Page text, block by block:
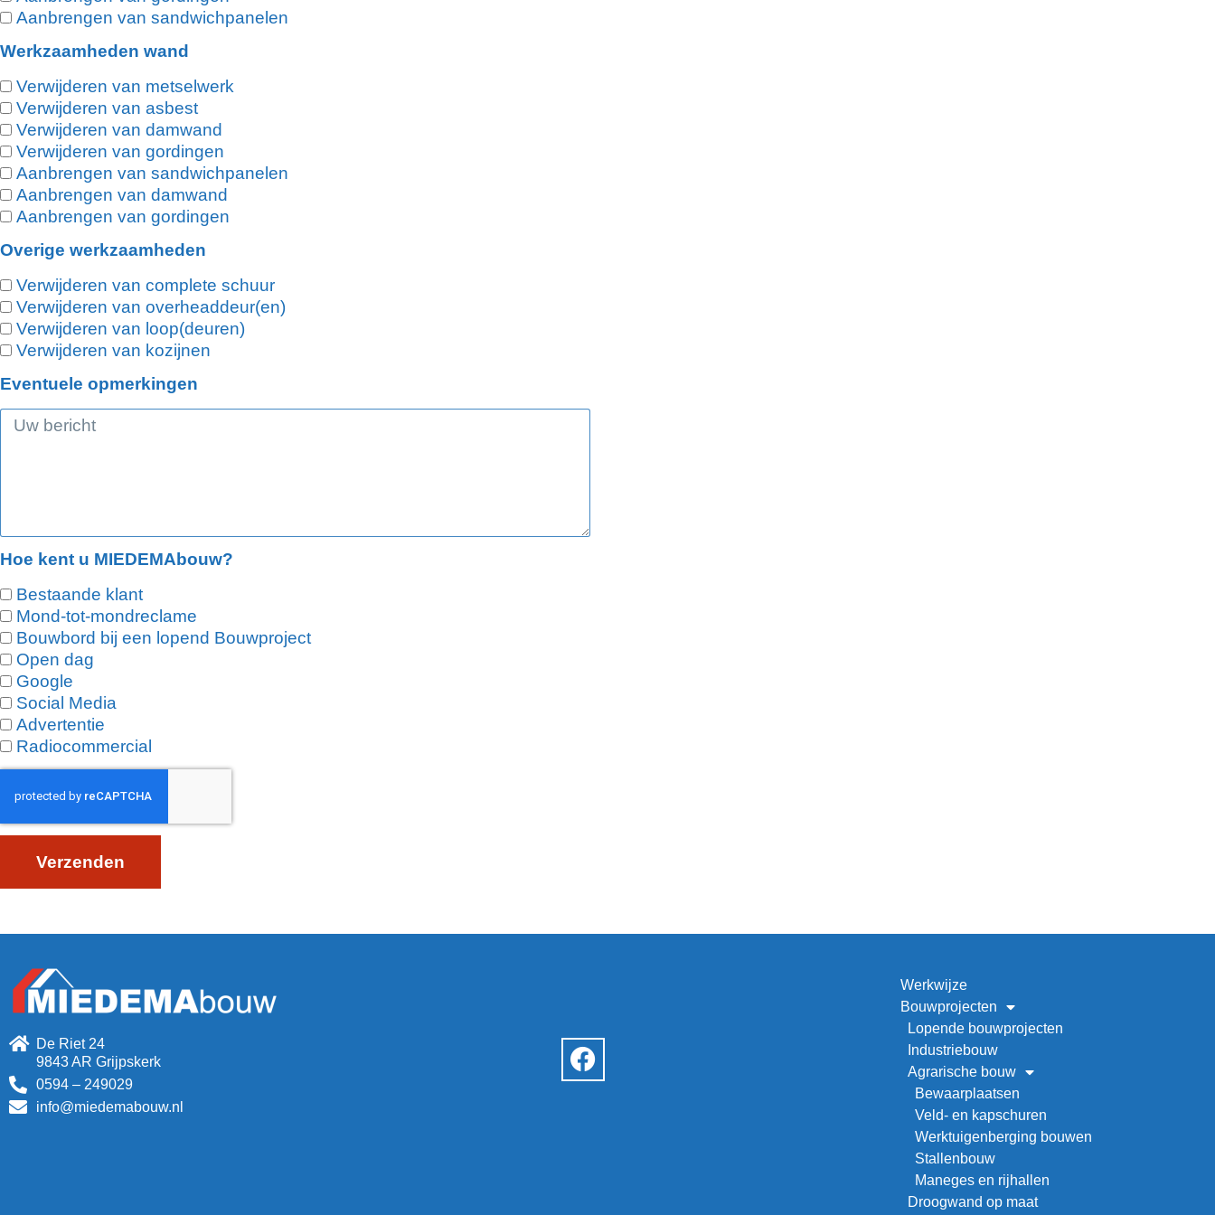
Aanbrengen van sandwichpanelen
Werkzaamheden wand
Verwijderen van metselwerk
Verwijderen van asbest
Verwijderen van damwand
Verwijderen van gordingen
Aanbrengen van sandwichpanelen
Aanbrengen van damwand
Aanbrengen van gordingen
Overige werkzaamheden
Verwijderen van complete schuur
Verwijderen van overheaddeur(en)
Verwijderen van loop(deuren)
Verwijderen van kozijnen
Eventuele opmerkingen
Hoe kent u MIEDEMAbouw?
Bestaande klant
Mond-tot-mondreclame
Bouwbord bij een lopend Bouwproject
Open dag
Google
Social Media
Advertentie
Radiocommercial
Verzenden
De Riet 24
9843 AR Grijpskerk
0594 – 249029
info@miedemabouw.nl
Werkwijze
Bouwprojecten
Lopende bouwprojecten
Industriebouw
Agrarische bouw
Bewaarplaatsen
Veld- en kapschuren
Werktuigenberging bouwen
Stallenbouw
Maneges en rijhallen
Droogwand op maat